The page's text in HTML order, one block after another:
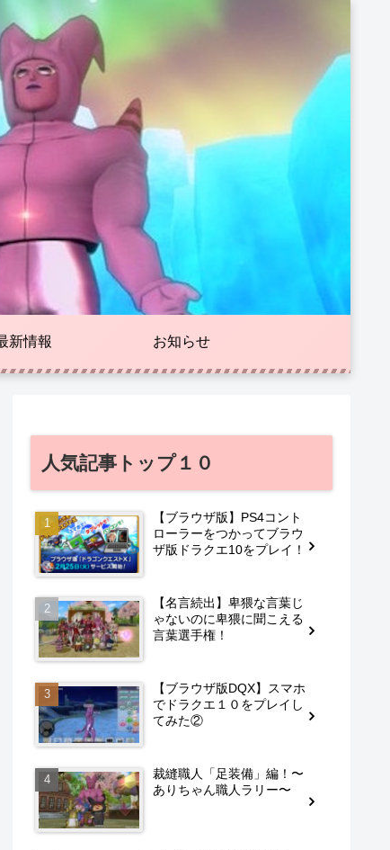
新情報 お知らせ
人気記事トップ１０
【ブラウザ版】PS4コント
ローラーをつかってブラウ
ザ版ドラクエ10をプレイ！
【名言続出】卑猥な言葉じ
ゃないのに卑猥に聞こえる
言葉選手権！
【ブラウザ版DQX】スマホ
でドラクエ１０をプレイし
てみた②
裁縫職人「足装備」編！〜
ありちゃん職人ラリー〜